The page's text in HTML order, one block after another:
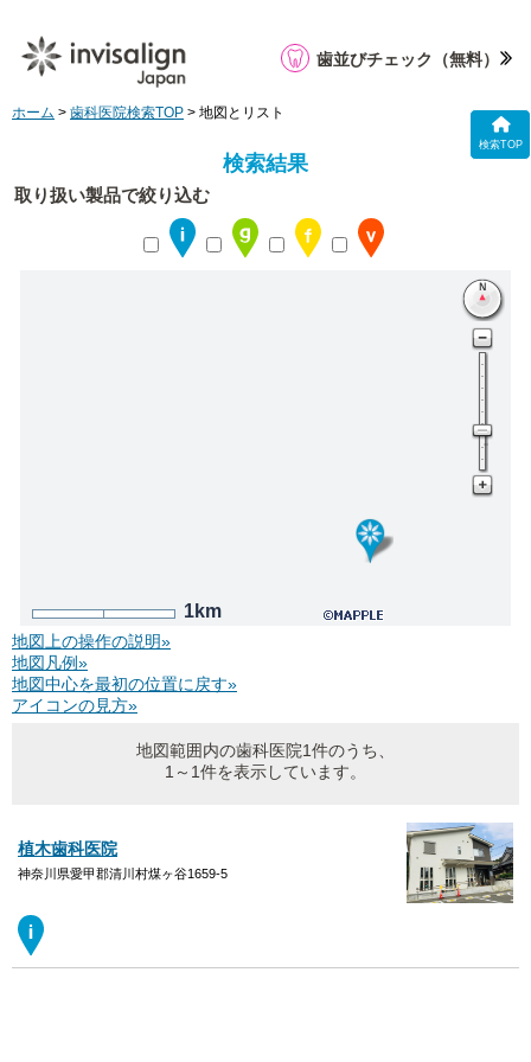
検索TOP
歯並びチェック （無料）
ホーム > 歯科医院検索TOP > 地図とリスト
検索結果
取り扱い製品で絞り込む
1km
地図上の操作の説明»
地図凡例»
地図中心を最初の位置に戻す»
アイコンの見方»
地図範囲内の歯科医院1件のうち、
1～1件を表示しています。
植木歯科医院
神奈川県愛甲郡清川村煤ヶ谷1659-5